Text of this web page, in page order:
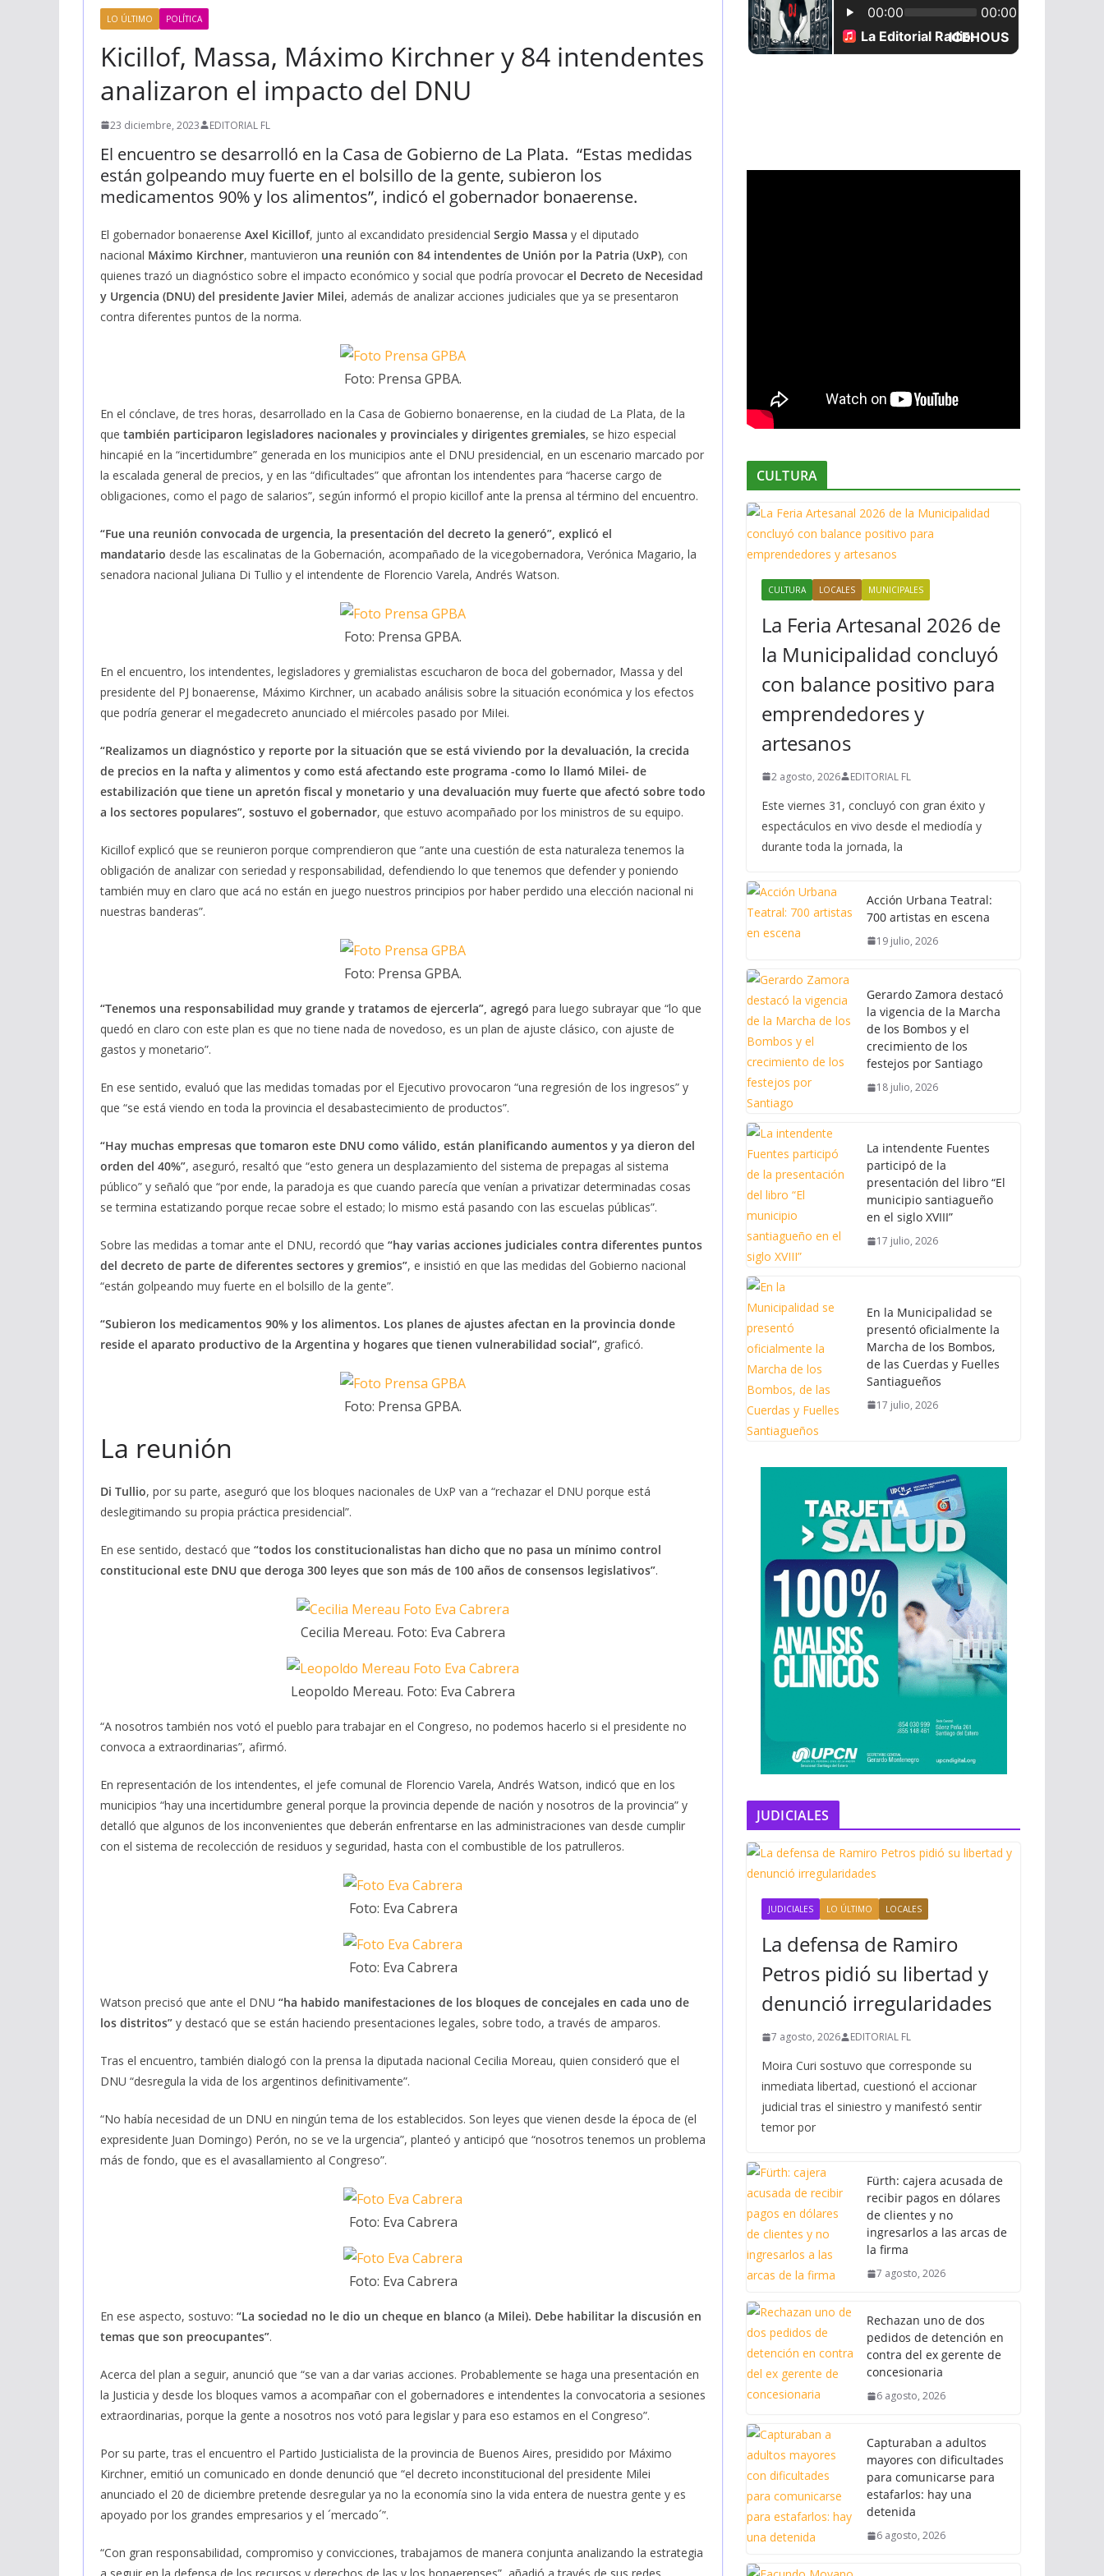
LO ÚLTIMO POLÍTICA
Kicillof, Massa, Máximo Kirchner y 84 intendentes
analizaron el impacto del DNU
23 diciembre, 2023 EDITORIAL FL
El encuentro se desarrolló en la Casa de Gobierno de La Plata. “Estas medidas
están golpeando muy fuerte en el bolsillo de la gente, subieron los
medicamentos 90% y los alimentos”, indicó el gobernador bonaerense.
El gobernador bonaerense Axel Kicillof, junto al excandidato presidencial Sergio Massa y el diputado
nacional Máximo Kirchner, mantuvieron una reunión con 84 intendentes de Unión por la Patria (UxP), con
quienes trazó un diagnóstico sobre el impacto económico y social que podría provocar el Decreto de Necesidad
y Urgencia (DNU) del presidente Javier Milei, además de analizar acciones judiciales que ya se presentaron
contra diferentes puntos de la norma.
Foto: Prensa GPBA.
En el cónclave, de tres horas, desarrollado en la Casa de Gobierno bonaerense, en la ciudad de La Plata, de la
que también participaron legisladores nacionales y provinciales y dirigentes gremiales, se hizo especial
hincapié en la “incertidumbre” generada en los municipios ante el DNU presidencial, en un escenario marcado por
la escalada general de precios, y en las “dificultades” que afrontan los intendentes para “hacerse cargo de
obligaciones, como el pago de salarios”, según informó el propio kicillof ante la prensa al término del encuentro.
“Fue una reunión convocada de urgencia, la presentación del decreto la generó”, explicó el
mandatario desde las escalinatas de la Gobernación, acompañado de la vicegobernadora, Verónica Magario, la
senadora nacional Juliana Di Tullio y el intendente de Florencio Varela, Andrés Watson.
Foto: Prensa GPBA.
En el encuentro, los intendentes, legisladores y gremialistas escucharon de boca del gobernador, Massa y del
presidente del PJ bonaerense, Máximo Kirchner, un acabado análisis sobre la situación económica y los efectos
que podría generar el megadecreto anunciado el miércoles pasado por MiIei.
“Realizamos un diagnóstico y reporte por la situación que se está viviendo por la devaluación, la crecida
de precios en la nafta y alimentos y como está afectando este programa -como lo llamó Milei- de
estabilización que tiene un apretón fiscal y monetario y una devaluación muy fuerte que afectó sobre todo
a los sectores populares”, sostuvo el gobernador, que estuvo acompañado por los ministros de su equipo.
Kicillof explicó que se reunieron porque comprendieron que “ante una cuestión de esta naturaleza tenemos la
obligación de analizar con seriedad y responsabilidad, defendiendo lo que tenemos que defender y poniendo
también muy en claro que acá no están en juego nuestros principios por haber perdido una elección nacional ni
nuestras banderas”.
Foto: Prensa GPBA.
“Tenemos una responsabilidad muy grande y tratamos de ejercerla”, agregó para luego subrayar que “lo que
quedó en claro con este plan es que no tiene nada de novedoso, es un plan de ajuste clásico, con ajuste de
gastos y monetario”.
En ese sentido, evaluó que las medidas tomadas por el Ejecutivo provocaron “una regresión de los ingresos” y
que “se está viendo en toda la provincia el desabastecimiento de productos”.
“Hay muchas empresas que tomaron este DNU como válido, están planificando aumentos y ya dieron del
orden del 40%”, aseguró, resaltó que “esto genera un desplazamiento del sistema de prepagas al sistema
público” y señaló que “por ende, la paradoja es que cuando parecía que venían a privatizar determinadas cosas
se termina estatizando porque recae sobre el estado; lo mismo está pasando con las escuelas públicas”.
Sobre las medidas a tomar ante el DNU, recordó que “hay varias acciones judiciales contra diferentes puntos
del decreto de parte de diferentes sectores y gremios”, e insistió en que las medidas del Gobierno nacional
“están golpeando muy fuerte en el bolsillo de la gente”.
“Subieron los medicamentos 90% y los alimentos. Los planes de ajustes afectan en la provincia donde
reside el aparato productivo de la Argentina y hogares que tienen vulnerabilidad social”, graficó.
Foto: Prensa GPBA.
La reunión
Di Tullio, por su parte, aseguró que los bloques nacionales de UxP van a “rechazar el DNU porque está
deslegitimando su propia práctica presidencial”.
En ese sentido, destacó que “todos los constitucionalistas han dicho que no pasa un mínimo control
constitucional este DNU que deroga 300 leyes que son más de 100 años de consensos legislativos”.
Cecilia Mereau. Foto: Eva Cabrera
Leopoldo Mereau. Foto: Eva Cabrera
“A nosotros también nos votó el pueblo para trabajar en el Congreso, no podemos hacerlo si el presidente no
convoca a extraordinarias”, afirmó.
En representación de los intendentes, el jefe comunal de Florencio Varela, Andrés Watson, indicó que en los
municipios “hay una incertidumbre general porque la provincia depende de nación y nosotros de la provincia” y
detalló que algunos de los inconvenientes que deberán enfrentarse en las administraciones van desde cumplir
con el sistema de recolección de residuos y seguridad, hasta con el combustible de los patrulleros.
Foto: Eva Cabrera
Foto: Eva Cabrera
Watson precisó que ante el DNU “ha habido manifestaciones de los bloques de concejales en cada uno de
los distritos” y destacó que se están haciendo presentaciones legales, sobre todo, a través de amparos.
Tras el encuentro, también dialogó con la prensa la diputada nacional Cecilia Moreau, quien consideró que el
DNU “desregula la vida de los argentinos definitivamente”.
“No había necesidad de un DNU en ningún tema de los establecidos. Son leyes que vienen desde la época de (el
expresidente Juan Domingo) Perón, no se ve la urgencia”, planteó y anticipó que “nosotros tenemos un problema
más de fondo, que es el avasallamiento al Congreso”.
Foto: Eva Cabrera
Foto: Eva Cabrera
En ese aspecto, sostuvo: “La sociedad no le dio un cheque en blanco (a Milei). Debe habilitar la discusión en
temas que son preocupantes”.
Acerca del plan a seguir, anunció que “se van a dar varias acciones. Probablemente se haga una presentación en
la Justicia y desde los bloques vamos a acompañar con el gobernadores e intendentes la convocatoria a sesiones
extraordinarias, porque la gente a nosotros nos votó para legislar y para eso estamos en el Congreso”.
Por su parte, tras el encuentro el Partido Justicialista de la provincia de Buenos Aires, presidido por Máximo
Kirchner, emitió un comunicado en donde denunció que “el decreto inconstitucional del presidente Milei
anunciado el 20 de diciembre pretende desregular ya no la economía sino la vida entera de nuestra gente y es
apoyado por los grandes empresarios y el ´mercado´”.
“Con gran responsabilidad, compromiso y convicciones, trabajamos de manera conjunta analizando la estrategia
CULTURA
CULTURA LOCALES MUNICIPALES
La Feria Artesanal 2026 de
la Municipalidad concluyó
con balance positivo para
emprendedores y
artesanos
2 agosto, 2026 EDITORIAL FL
Este viernes 31, concluyó con gran éxito y
espectáculos en vivo desde el mediodía y
durante toda la jornada, la
Acción Urbana Teatral:
700 artistas en escena
19 julio, 2026
Gerardo Zamora destacó
la vigencia de la Marcha
de los Bombos y el
crecimiento de los
festejos por Santiago
18 julio, 2026
La intendente Fuentes
participó de la
presentación del libro “El
municipio santiagueño
en el siglo XVIII”
17 julio, 2026
En la Municipalidad se
presentó oficialmente la
Marcha de los Bombos,
de las Cuerdas y Fuelles
Santiagueños
17 julio, 2026
JUDICIALES
JUDICIALES LO ÚLTIMO LOCALES
La defensa de Ramiro
Petros pidió su libertad y
denunció irregularidades
7 agosto, 2026 EDITORIAL FL
Moira Curi sostuvo que corresponde su
inmediata libertad, cuestionó el accionar
judicial tras el siniestro y manifestó sentir
temor por
Fürth: cajera acusada de
recibir pagos en dólares
de clientes y no
ingresarlos a las arcas de
la firma
7 agosto, 2026
Rechazan uno de dos
pedidos de detención en
contra del ex gerente de
concesionaria
6 agosto, 2026
Capturaban a adultos
mayores con dificultades
para comunicarse para
estafarlos: hay una
detenida
6 agosto, 2026